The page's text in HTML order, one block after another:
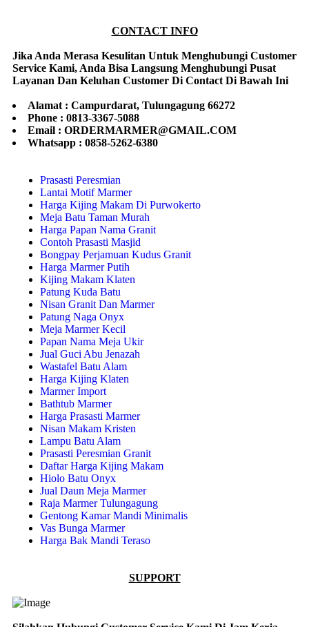
CONTACT INFO
Jika Anda Merasa Kesulitan Untuk Menghubungi Customer
Service Kami, Anda Bisa Langsung Menghubungi Pusat
Layanan Dan Keluhan Customer Di Contact Di Bawah Ini
Alamat : Campurdarat, Tulungagung 66272
Phone : 0813-3367-5088
Email : ORDERMARMER@GMAIL.COM
Whatsapp : 0858-5262-6380
Prasasti Peresmian
Lantai Motif Marmer
Harga Kijing Makam Di Purwokerto
Meja Batu Taman Murah
Harga Papan Nama Granit
Contoh Prasasti Masjid
Bongpay Perjamuan Kudus Granit
Harga Marmer Putih
Kijing Makam Klaten
Patung Kuda Batu
Nisan Granit Dan Marmer
Patung Naga Onyx
Meja Marmer Kecil
Papan Nama Meja Ukir
Jual Guci Abu Jenazah
Wastafel Batu Alam
Harga Kijing Klaten
Marmer Import
Bathtub Marmer
Harga Prasasti Marmer
Nisan Makam Kristen
Lampu Batu Alam
Prasasti Peresmian Granit
Daftar Harga Kijing Makam
Hiolo Batu Onyx
Jual Daun Meja Marmer
Raja Marmer Tulungagung
Gentong Kamar Mandi Minimalis
Vas Bunga Marmer
Harga Bak Mandi Teraso
SUPPORT